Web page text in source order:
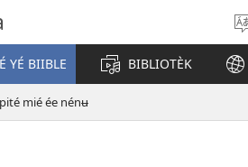
YÉ BIIBLE BIBLIOTÈK
mié ée nénʉ